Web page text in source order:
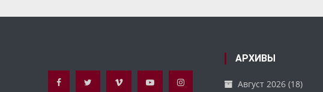
записям
АРХИВЫ
Август 2026(18)